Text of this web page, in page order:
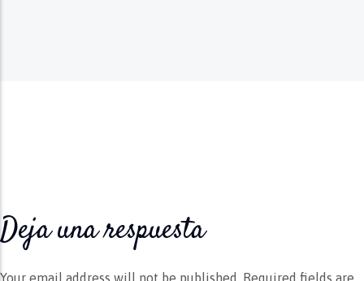
Deja una respuesta
Your email address will not be published. Required fields are